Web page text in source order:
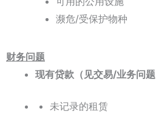
濒危/受保护物种
财务问题
现有贷款（见交易/业务问题
未记录的租赁